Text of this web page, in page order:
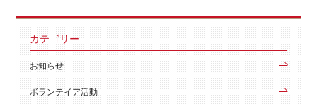
カテゴリー
お知らせ
ボランテイア活動